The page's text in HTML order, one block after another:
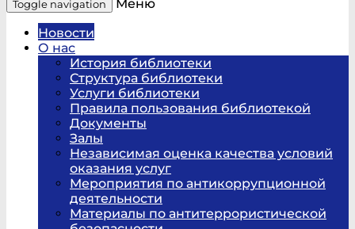
Toggle navigation
Меню
Новости
О нас
История библиотеки
Структура библиотеки
Услуги библиотеки
Правила пользования библиотекой
Документы
Залы
Независимая оценка качества условий
оказания услуг
Мероприятия по антикоррупционной
деятельности
Материалы по антитеррористической